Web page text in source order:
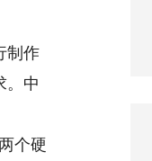
制作
。中
个硬